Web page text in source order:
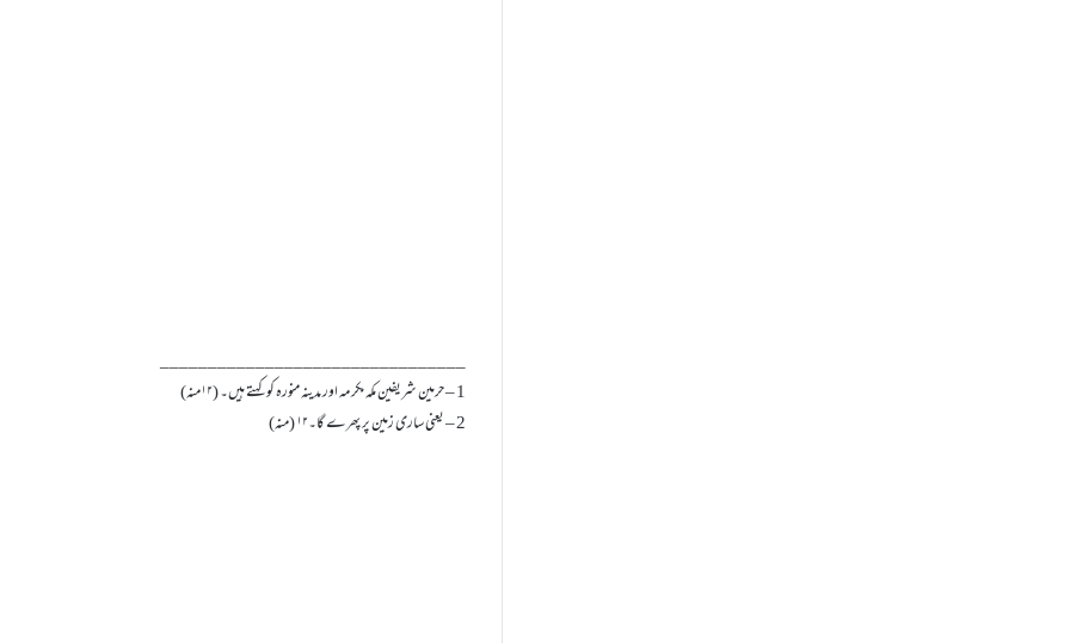
________________________________
1 – حرمین شریفین مکہ مکرمہ اور مدینہ منورہ کو کہتے ہیں۔ (۱۲منہ)
2 – یعنی ساری زمین پر پھرے گا۔۱۲ (منہ)